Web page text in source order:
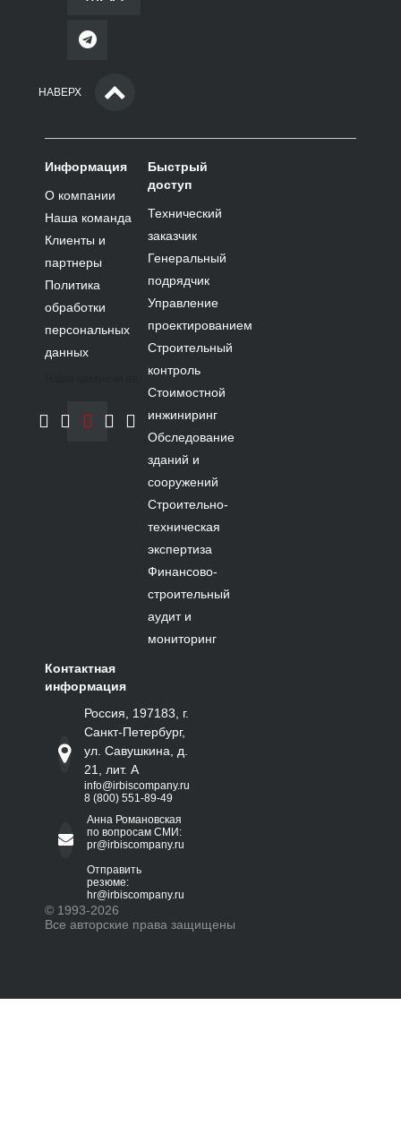
НАВЕРХ
Информация
О компании
Наша команда
Клиенты и
партнеры
Политика
обработки
персональных
данных
Быстрый
доступ
Технический
заказчик
Генеральный
подрядчик
Управление
проектированием
Строительный
контроль
Стоимостной
инжиниринг
Обследование
зданий и
сооружений
Строительно-
техническая
экспертиза
Финансово-
строительный
аудит и
мониторинг
Контактная
информация
Россия, 197183, г.
Санкт-Петербург,
ул. Савушкина, д.
21, лит. А
info@irbiscompany.ru
8 (800) 551-89-49
Анна Романовская
по вопросам СМИ:
pr@irbiscompany.ru
Отправить
резюме:
hr@irbiscompany.ru
© 1993-2026
Все авторские права защищены